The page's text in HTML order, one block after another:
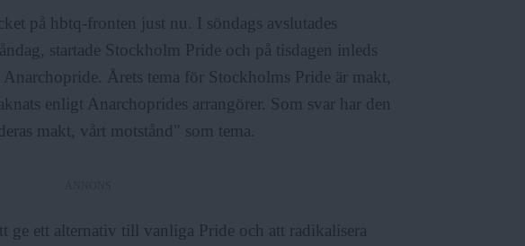
på hbtq-fronten just nu. I söndags avslutades
startade Stockholm Pride och på tisdagen inleds
Årets tema för Stockholms Pride är makt,
enligt Anarchoprides arrangörer. Som svar har den
makt, vårt motstånd" som tema.
ge ett alternativ till vanliga Pride och att radikalisera